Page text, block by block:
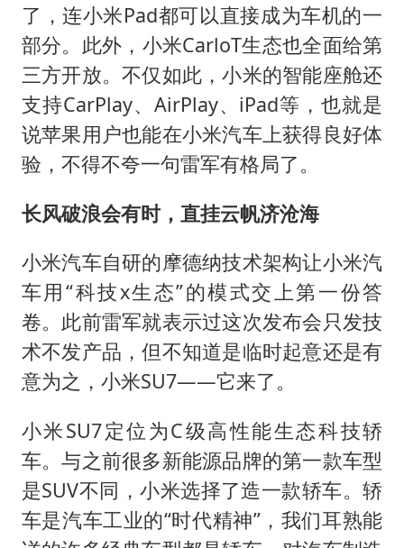
了，连小米Pad都可以直接成为车机的一
部分。此外，小米CarloT生态也全面给第
三方开放。不仅如此，小米的智能座舱还
支持CarPlay、AirPlay、iPad等，也就是
说苹果用户也能在小米汽车上获得良好体
验，不得不夸一句雷军有格局了。
长风破浪会有时，直挂云帆济沧海
小米汽车自研的摩德纳技术架构让小米汽
车用“科技x生态”的模式交上第一份答
卷。此前雷军就表示过这次发布会只发技
术不发产品，但不知道是临时起意还是有
意为之，小米SU7——它来了。
小米SU7定位为C级高性能生态科技轿
车。与之前很多新能源品牌的第一款车型
是SUV不同，小米选择了造一款轿车。轿
车是汽车工业的“时代精神”，我们耳熟能